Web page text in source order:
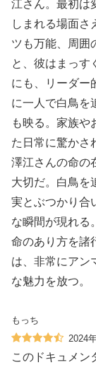
江さん。最初は
しまれる場面さ
ツも万能、周囲
と、彼はまっす
にも、リーダー
に一人で白鳥を
も映る。家族や
た日常に驚かさ
澤江さんの命の
大切だ。白鳥を
実とぶつかり合
な瞬間が現れる
命のあり方を諸
は、非常にアン
な魅力を放つ。
もっち
2024
このドキュメン